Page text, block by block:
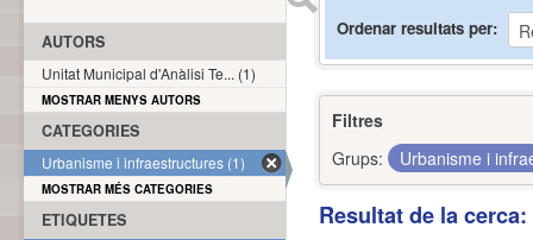
Ordenar resultats per
Filtres
Grups:
Urbanisme i
Resultat de la
AUTORS
Unitat Municipal d'Anàlisi Te... (1)
MOSTRAR MENYS AUTORS
CATEGORIES
Urbanisme i infraestructures (1)
MOSTRAR MÉS CATEGORIES
ETIQUETES